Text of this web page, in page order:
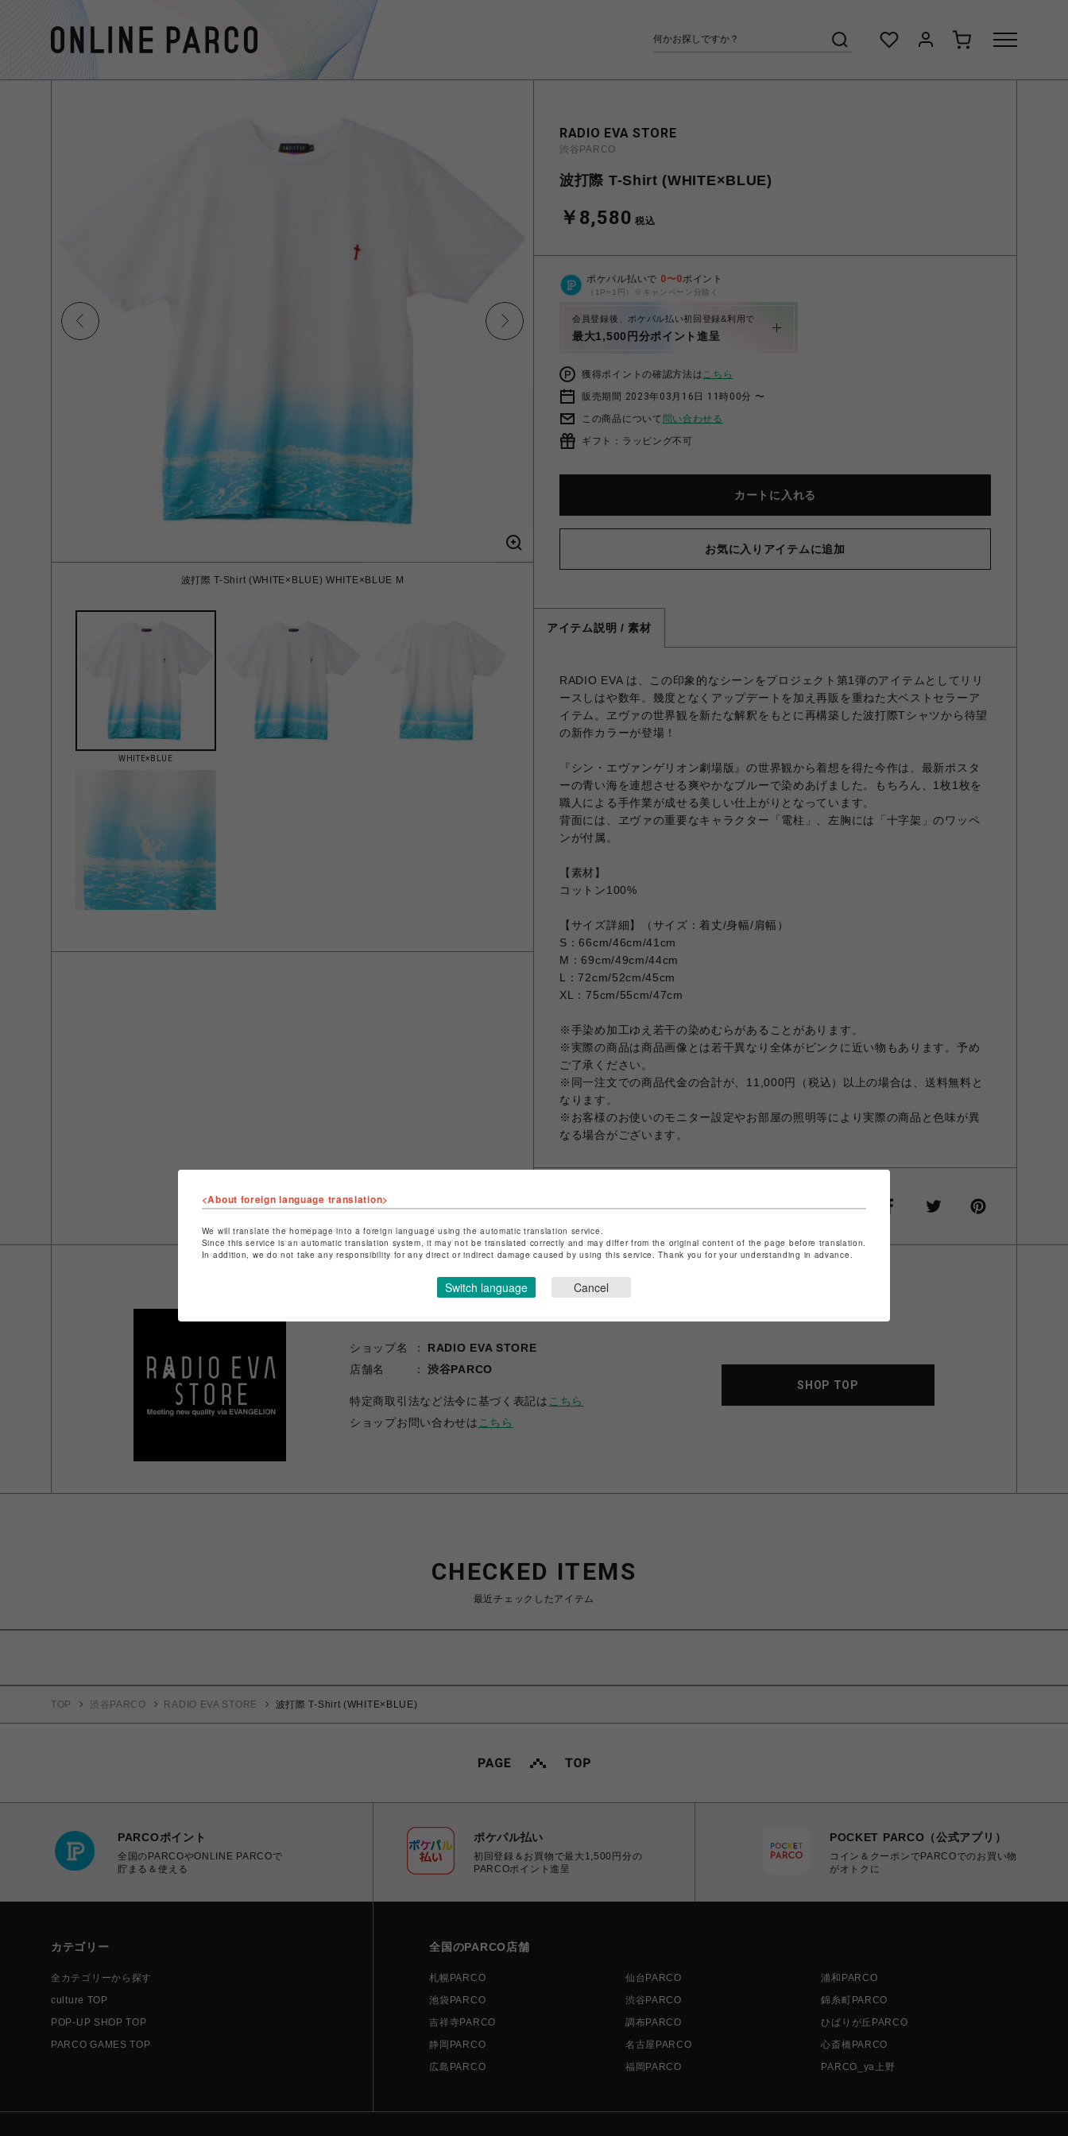
波打際 T-Shirt (WHITE×BLUE) WHITE×BLUE M
WHITE×BLUE
RADIO EVA STORE
渋谷PARCO
波打際 T-Shirt (WHITE×BLUE)
￥8,580 税込
ポケパル払いで 0〜0ポイント
（1P=1円）※キャンペーン分除く
会員登録後、ポケパル払い初回登録&利用で
最大1,500円分ポイント進呈
獲得ポイントの確認方法はこちら
販売期間 2023年03月16日 11時00分 〜
この商品について 問い合わせる
ギフト：ラッピング不可
カートに入れる
お気に入りアイテムに追加
アイテム説明 / 素材
RADIO EVA は、この印象的なシーンをプロジェクト第1弾のアイテムとしてリリ
ースしはや数年。幾度となくアップデートを加え再販を重ねた大ベストセラーア
イテム。ヱヴァの世界観を新たな解釈をもとに再構築した波打際Tシャツから待望
の新作カラーが登場！
『シン・エヴァンゲリオン劇場版』の世界観から着想を得た今作は、最新ポスタ
ーの青い海を連想させる爽やかなブルーで染めあげました。もちろん、1枚1枚を
職人による手作業が成せる美しい仕上がりとなっています。
背面には、ヱヴァの重要なキャラクター「電柱」、左胸には「十字架」のワッペ
ンが付属。
【素材】
コットン100%
【サイズ詳細】（サイズ：着丈/身幅/肩幅）
S：66cm/46cm/41cm
M：69cm/49cm/44cm
L：72cm/52cm/45cm
XL：75cm/55cm/47cm
※手染め加工ゆえ若干の染めむらがあることがあります。
※実際の商品は商品画像とは若干異なり全体がピンクに近い物もあります。予め
ご了承ください。
※同一注文での商品代金の合計が、11,000円（税込）以上の場合は、送料無料と
なります。
※お客様のお使いのモニター設定やお部屋の照明等により実際の商品と色味が異
なる場合がございます。
シェアする
ショップ名
RADIO EVA STORE
店舗名
渋谷PARCO
特定商取引法など法令に基づく表記は こちら
ショップお問い合わせは こちら
SHOP TOP
CHECKED ITEMS
最近チェックしたアイテム
TOP 渋谷PARCO RADIO EVA STORE 波打際 T-Shirt (WHITE×BLUE)
PARCOポイント
全国のPARCOやONLINE PARCOで
貯まる＆使える
ポケパル払い
初回登録＆お買物で最大1,500円分の
PARCOポイント進呈
POCKET PARCO（公式アプリ）
コイン＆クーポンでPARCOでのお買い物
がオトクに
カテゴリー
全カテゴリーから探す
culture TOP
POP-UP SHOP TOP
PARCO GAMES TOP
全国のPARCO店舗
札幌PARCO 仙台PARCO
浦和PARCO
池袋PARCO
渋谷PARCO
錦糸町PARCO
吉祥寺PARCO
調布PARCO
ひばりが丘PARCO
静岡PARCO
名古屋PARCO
心斎橋PARCO
広島PARCO
福岡PARCO PARCO_ya上野
<About foreign language translation>
We will translate the homepage into a foreign language using the automatic translation service.
Since this service is an automatic translation system, it may not be translated correctly and may differ from the original content of the page before translation.
In addition, we do not take any responsibility for any direct or indirect damage caused by using this service. Thank you for your understanding in advance.
Switch language Cancel